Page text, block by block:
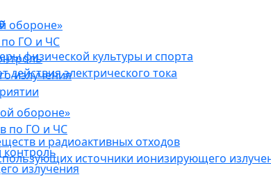
обороне»
ГО и ЧС
излучения
и радиоактивных отходов
источники ионизирующего
физической культуры и спорта
электрического тока
обороне»
по ГО и ЧС
контроль
излучения